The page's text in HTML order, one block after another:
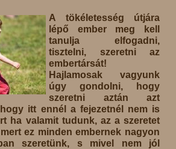
A tökéletesség útjára
lépő ember meg kell
tanulja elfogadni,
tisztelni, szeretni az
embertársát!
Hajlamosak vagyunk
úgy gondolni, hogy
szeretni aztán azt
itt ennél a fejezetnél nem is
ha valamit tudunk, az a szeretet
ez minden embernek nagyon
szeretünk, s mivel nem jól